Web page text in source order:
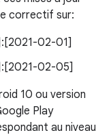
correctif sur:
02-01]
02-05]
10 ou version
Play
au niveau